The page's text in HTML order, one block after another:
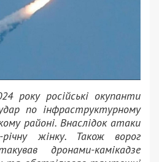
року російські окупанти
по інфраструктурному
районі. Внаслідок атаки
жінку. Також ворог
дронами-камікадзе